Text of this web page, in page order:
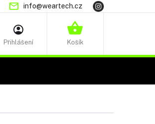
info@weartech.cz
NÁKUPNÍ